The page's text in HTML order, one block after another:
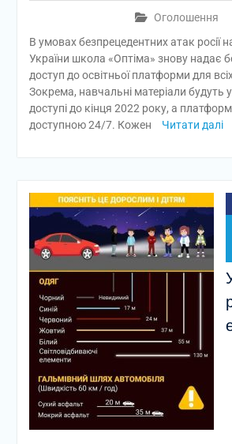
Оголошення
В умовах безпрецедентних атак росії
України школа «Оптіма» знову надає
доступ до освітньої платформи для
Зокрема, навчальні матеріали будуть
доступі до кінця 2022 року, а
доступною 24/7. Кожен
Читати далі